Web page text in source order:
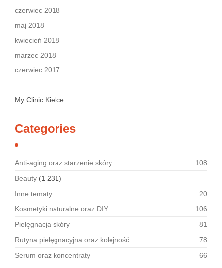
czerwiec 2018
maj 2018
kwiecień 2018
marzec 2018
czerwiec 2017
My Clinic Kielce
Categories
Anti-aging oraz starzenie skóry
108
Beauty (1 231)
Inne tematy
20
Kosmetyki naturalne oraz DIY
106
Pielęgnacja skóry
81
Rutyna pielęgnacyjna oraz kolejność
78
Serum oraz koncentraty
66